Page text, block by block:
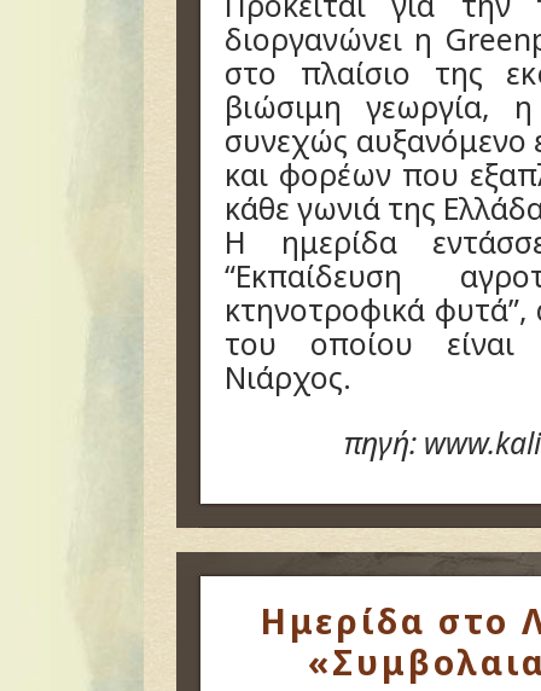
διοργανώνει η
στο πλαίσιο της
βιώσιμη γεωργία,
συνεχώς
και φορέων που
κάθε γωνιά της
Η ημερίδα
“Εκπαίδευση
κτηνοτροφικά
του οποίου
Νιάρχος.
πηγή:
Hμερίδα στο